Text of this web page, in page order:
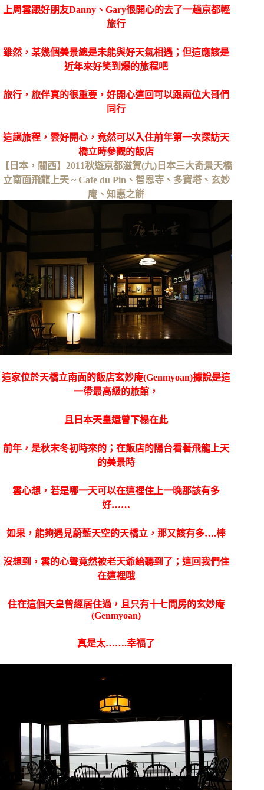
上周雲跟好朋友Danny、Gary很開心的去了一趟京都輕
旅行
雖然，某幾個美景總是未能與好天氣相遇；但這應該是
近年來好笑到爆的旅程吧
旅行，旅伴真的很重要，好開心這回可以跟兩位大哥們
同行
這趟旅程，雲好開心，竟然可以入住前年第一次探訪天
橋立時參觀的飯店
【日本，關西】2011秋遊京都滋賀(九)日本三大奇景天橋
立南面飛龍上天 ~ Cafe du Pin、智恩寺、多寶塔、玄妙
庵、知惠之餅
這家位於天橋立南面的飯店玄妙庵(Genmyoan)據說是這
一帶最高級的旅館，
且日本天皇還曾下榻在此
前年，是秋末冬初時來的；在飯店的陽台看著飛龍上天
的美景時
雲心想，若是哪一天可以在這裡住上一晚那該有多
好……
如果，能夠遇見蔚藍天空的天橋立，那又該有多….棒
沒想到，雲的心聲竟然被老天爺給聽到了；這回我們住
在這裡哦
住在這個天皇曾經居住過，且只有十七間房的玄妙庵
(Genmyoan)
真是太…….幸福了